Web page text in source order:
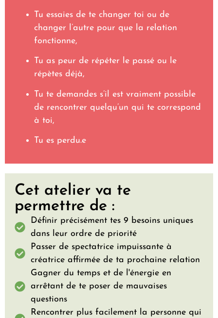
Tu essaies de te changer toi ou de
changer l’autre pour que la relation
fonctionne,
Tu as peur de répéter le passé ou le
répètes déjà,
Tu te demandes s’il est vraiment possible
de rencontrer quelqu’un qui te correspond
à toi,
Tu es perdu.e
Cet atelier va te
permettre de :
Définir précisément tes 9 besoins uniques
dans leur ordre de priorité
Passer de spectatrice impuissante à
créatrice affirmée de ta prochaine relation
Gagner du temps et de l'énergie en
arrêtant de te poser de mauvaises
questions
Rencontrer plus facilement la personne qui